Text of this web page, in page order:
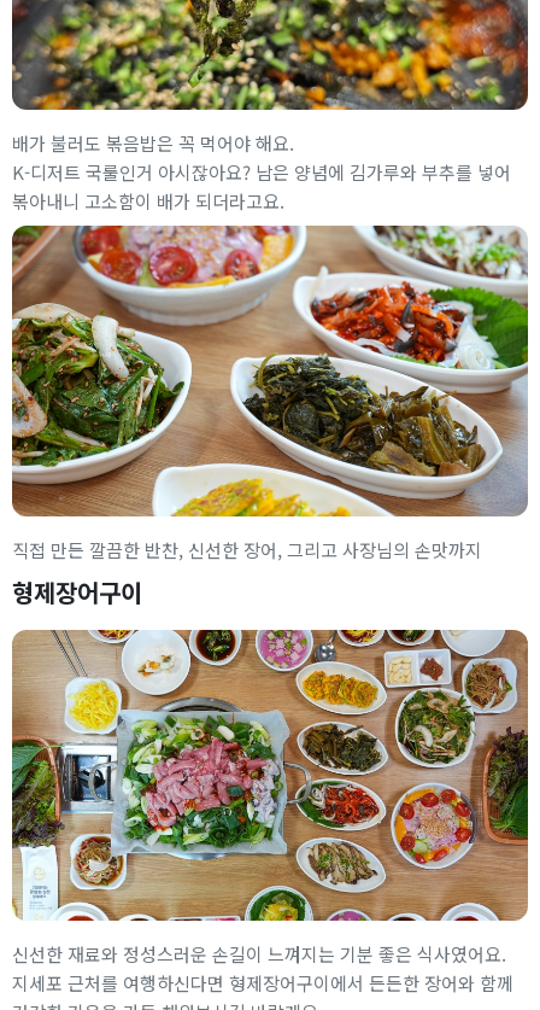
배가 불러도 볶음밥은 꼭 먹어야 해요.
K-디저트 국룰인거 아시잖아요? 남은 양념에 김가루와 부추를 넣어
볶아내니 고소함이 배가 되더라고요.
직접 만든 깔끔한 반찬, 신선한 장어, 그리고 사장님의 손맛까지
형제장어구이
신선한 재료와 정성스러운 손길이 느껴지는 기분 좋은 식사였어요.
지세포 근처를 여행하신다면 형제장어구이에서 든든한 장어와 함께